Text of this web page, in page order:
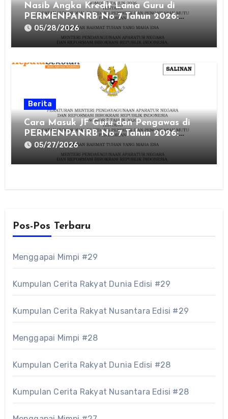
Nasib Angka Kredit Lama Guru di
PERMENPANRB No 7 Tahun 2026:
Hangus atau Aman?
05/28/2026
Berita
Cara Masuk JF Guru dan Pengawas di
PERMENPANRB No 7 Tahun 2026:
Aturan Alih Jabatan
05/27/2026
Pos-Pos Terbaru
Menggapai Mimpi #29
Kumpulan Cerita Rakyat Dunia Edisi #29
Kumpulan Cerita Rakyat Nusantara Edisi #29
Menggapai Mimpi #28
Kumpulan Cerita Rakyat Dunia Edisi #28
Kumpulan Cerita Rakyat Nusantara Edisi #28